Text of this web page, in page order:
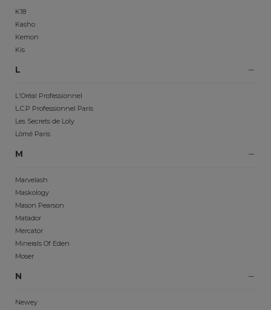
K18
Kasho
Kemon
Kis
L
L'Oréal Professionnel
L.C.P Professionnel Paris
Les Secrets de Loly
Lômé Paris
M
Marvelash
Maskology
Mason Pearson
Matador
Mercator
Minerals Of Eden
Moser
N
Newey